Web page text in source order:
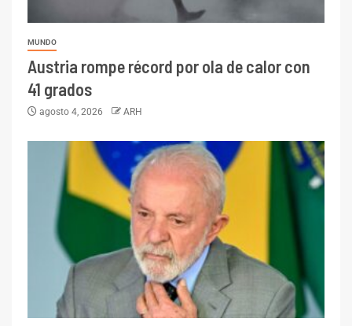
MUNDO
Austria rompe récord por ola de calor con
41 grados
agosto 4, 2026 ARH